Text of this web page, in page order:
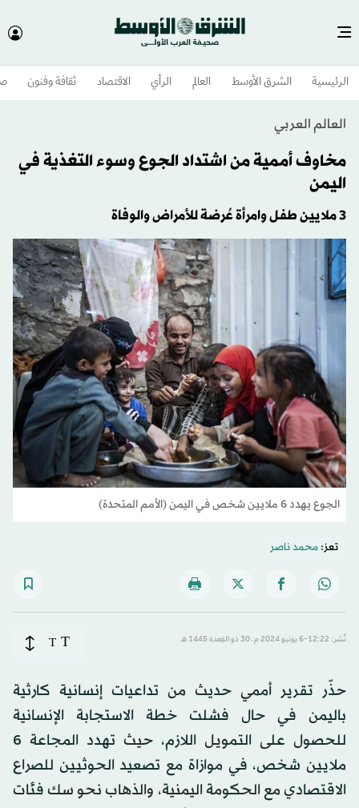
الرئيسية الشرق الأوسط​ العالم الرأي الاقتصاد ثقافة وفنون
العالم العربي
مخاوف أممية من اشتداد الجوع وسوء التغذية في
اليمن
3 ملايين طفل وامرأة عُرضة للأمراض والوفاة
الجوع يهدد 6 ملايين شخص في اليمن (الأمم المتحدة)
تعز:محمد ناصر
نُشر: 12:22-6 يونيو 2024 م ـ 30 ذو القِعدة 1445 هـ T
T
حذّر تقرير أممي حديث من تداعيات إنسانية كارثية
باليمن في حال فشلت خطة الاستجابة الإنسانية
للحصول على التمويل اللازم، حيث تهدد المجاعة 6
ملايين شخص، في موازاة مع تصعيد الحوثيين للصراع
الاقتصادي مع الحكومة اليمنية، والذهاب نحو سك فئات